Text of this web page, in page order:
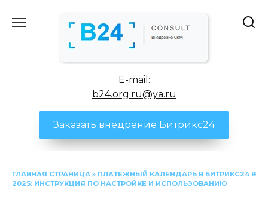
E-mail:
b24.org.ru@ya.ru
Заказать внедрение Битрикс24
ГЛАВНАЯ СТРАНИЦА » ПЛАТЕЖНЫЙ КАЛЕНДАРЬ В БИТРИКС24 В
2025: ИНСТРУКЦИЯ ПО НАСТРОЙКЕ И ИСПОЛЬЗОВАНИЮ